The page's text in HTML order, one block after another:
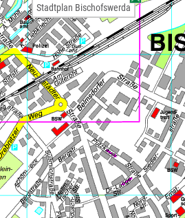
Stadtplan Bischofswerda